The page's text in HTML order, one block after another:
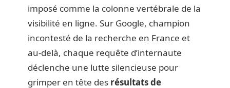
imposé comme la colonne vertébrale de la
visibilité en ligne. Sur Google, champion
incontesté de la recherche en France et
au-delà, chaque requête d’internaute
déclenche une lutte silencieuse pour
grimper en tête des résultats de